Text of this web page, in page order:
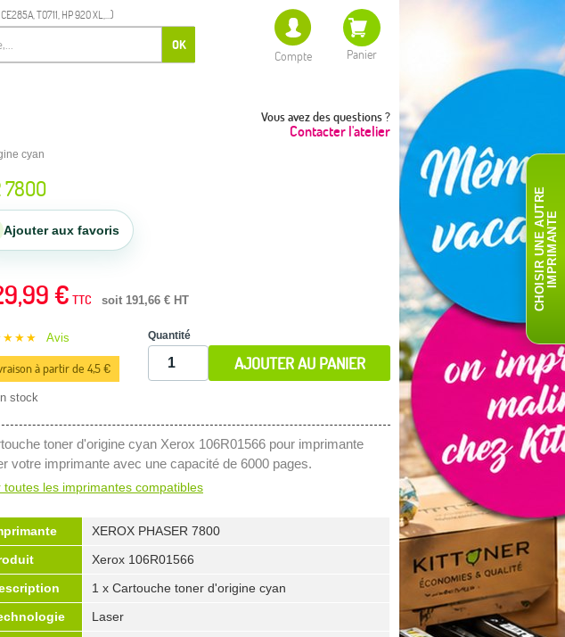
T0711, HP 920 XL,...)
OK
Compte Panier
Vous avez des questions ?
Contacter l'atelier
cyan
7800
Ajouter aux favoris
€ TTC soit 191,66 € HT
Avis
à partir de 4,5 €
stock
Quantité
AJOUTER AU PANIER
toner d'origine cyan Xerox 106R01566 pour imprimante
votre imprimante avec une capacité de 6000 pages.
toutes les imprimantes compatibles
XEROX PHASER 7800
Xerox 106R01566
1 x Cartouche toner d'origine cyan
Laser
C
H
O
I
S
I
R
U
N
E
AU
T
R
E
I
M
P
R
I
M
A
N
TE